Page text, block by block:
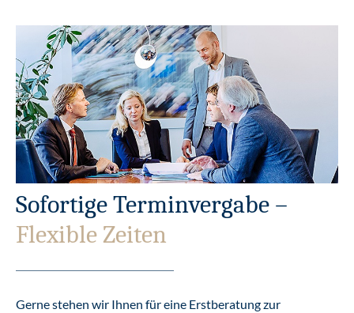
Sofortige Terminvergabe –
Flexible Zeiten
Gerne stehen wir Ihnen für eine Erstberatung zur